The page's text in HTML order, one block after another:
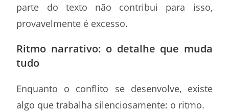
parte do texto não contribui para isso,
provavelmente é excesso.
Ritmo narrativo: o detalhe que muda
tudo
Enquanto o conflito se desenvolve, existe
algo que trabalha silenciosamente: o ritmo.